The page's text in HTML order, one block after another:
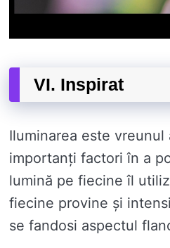
VI. Inspirat
Iluminarea este vreunul
importanți factori în a
lumină pe fiecine îl
fiecine provine și
se fandosi aspectul